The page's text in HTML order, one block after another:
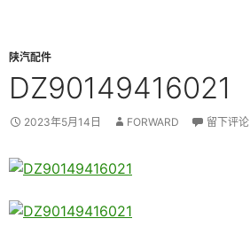
陕汽配件
DZ90149416021
2023年5月14日 FORWARD 留下评论